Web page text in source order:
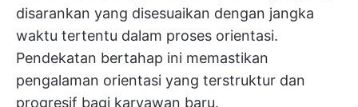
disarankan yang disesuaikan dengan jangka
waktu tertentu dalam proses orientasi.
Pendekatan bertahap ini memastikan
pengalaman orientasi yang terstruktur dan
progresif bagi karyawan baru.